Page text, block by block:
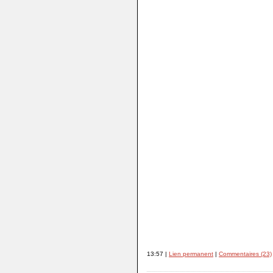
13:57 | Lien permanent | Commentaires (23)